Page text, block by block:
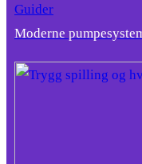
Guider
Moderne